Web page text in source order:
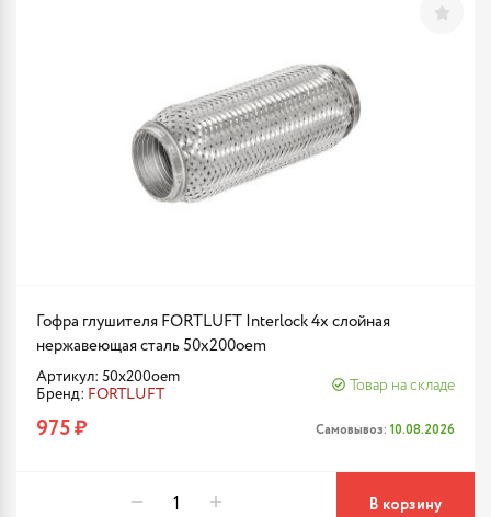
Гофра глушителя FORTLUFT Interlock 4х слойная
нержавеющая сталь 50x200oem
Артикул: 50x200oem
Бренд: FORTLUFT
Товар на складе
975 ₽ Самовывоз: 10.08.2026
В корзину